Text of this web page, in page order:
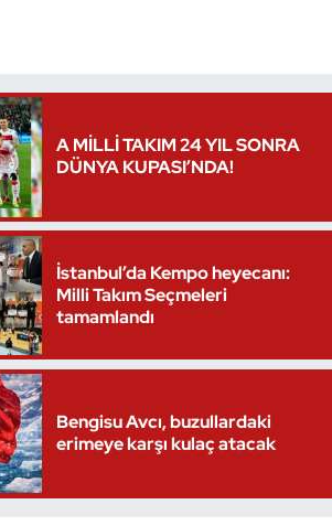
A MİLLİ TAKIM 24 YIL SONRA
DÜNYA KUPASI’NDA!
İstanbul’da Kempo heyecanı:
Milli Takım Seçmeleri
tamamlandı
Bengisu Avcı, buzullardaki
erimeye karşı kulaç atacak